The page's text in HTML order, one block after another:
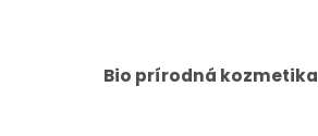
Bio prírodná kozmetika